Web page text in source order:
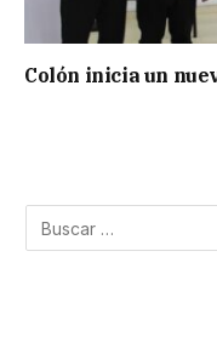
Colón inicia un